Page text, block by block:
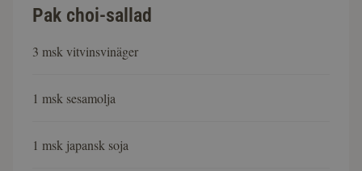
Pak choi-sallad
3 msk vitvinsvinäger
1 msk sesamolja
1 msk japansk soja